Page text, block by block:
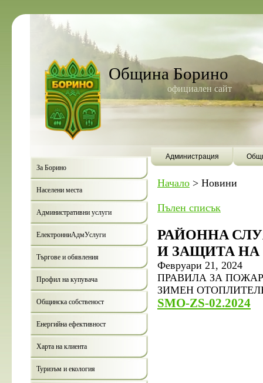
Община Борино
официален сайт
Администрация
За Борино
Населени места
Административни услуги
ЕлектронниАдмУслуги
Търгове и обявления
Профил на купувача
Общинска собственост
Енергийна ефективност
Харта на клиента
Туризъм и екология
Начало > Новини
Пълен списък
РАЙОННA
И ЗАЩИТА НА
Февруари 21, 2024
ПРАВИЛА ЗА
ЗИМЕН
SMO-ZS-02.2024